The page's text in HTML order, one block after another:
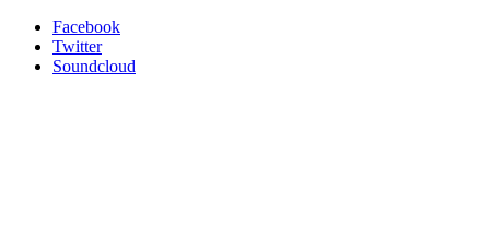
Facebook
Twitter
Soundcloud